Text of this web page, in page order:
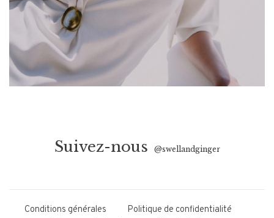
Suivez-nous @swellandginger
Conditions générales
Politique de confidentialité